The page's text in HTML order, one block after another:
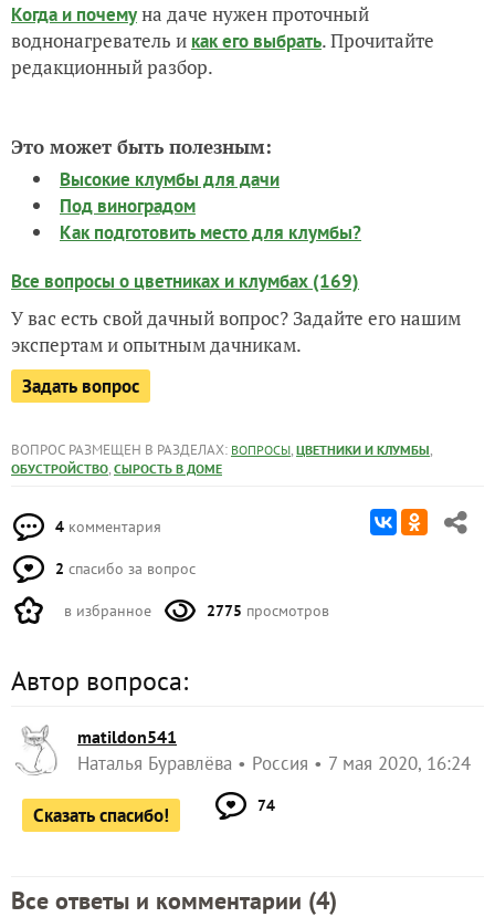
Когда и почемуна даче нужен проточный
воднонагреватель и как его выбрать. Прочитайте
редакционный разбор.
Это может быть полезным:
Высокие клумбы для дачи
Под виноградом
Как подготовить место для клумбы?
Все вопросы о цветниках и клумбах (169)
У вас есть свой дачный вопрос? Задайте его нашим
экспертам и опытным дачникам.
Задать вопрос
ВОПРОС РАЗМЕЩЕН В РАЗДЕЛАХ: ВОПРОСЫ, ЦВЕТНИКИ И КЛУМБЫ,
ОБУСТРОЙСТВО, СЫРОСТЬ В ДОМЕ
4 комментария
2 спасибо за вопрос
в избранное 2775 просмотров
Автор вопроса:
matildon541
Наталья Буравлёва Россия 7 мая 2020, 16:24
Сказать спасибо! 74
Все ответы и комментарии (4)